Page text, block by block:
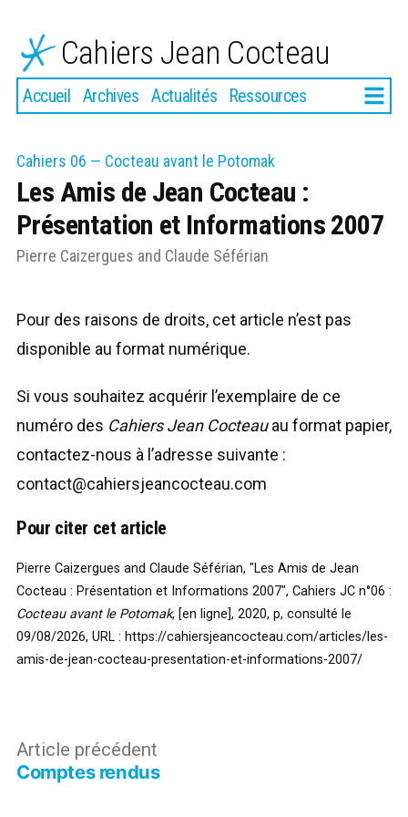
contenu
Cahiers Jean Cocteau
Accueil Archives Actualités Ressources Plus
Cahiers 06 — Cocteau avant le Potomak
Les Amis de Jean Cocteau :
Présentation et Informations 2007
Pierre Caizergues and Claude Séférian
Pour des raisons de droits, cet article n’est pas
disponible au format numérique.
Si vous souhaitez acquérir l’exemplaire de ce
numéro des Cahiers Jean Cocteauau format papier,
contactez-nous à l’adresse suivante :
contact@cahiersjeancocteau.com
Pour citer cet article
Pierre Caizergues and Claude Séférian, "Les Amis de Jean
Cocteau : Présentation et Informations 2007", Cahiers JC n°06 :
Cocteau avant le Potomak, [en ligne], 2020, p, consulté le
09/08/2026, URL : https://cahiersjeancocteau.com/articles/les-
amis-de-jean-cocteau-presentation-et-informations-2007/
Navigation
de
Article précédent
précédent :
Comptes rendus